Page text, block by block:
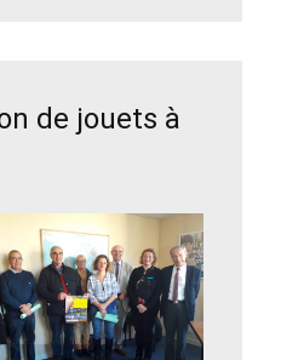
de jouets à